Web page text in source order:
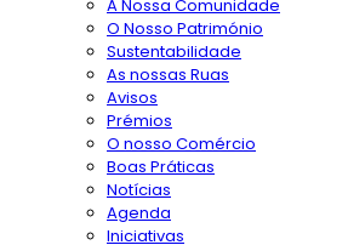
A Nossa Comunidade
O Nosso Património
Sustentabilidade
As nossas Ruas
Avisos
Prémios
O nosso Comércio
Boas Práticas
Notícias
Agenda
Iniciativas